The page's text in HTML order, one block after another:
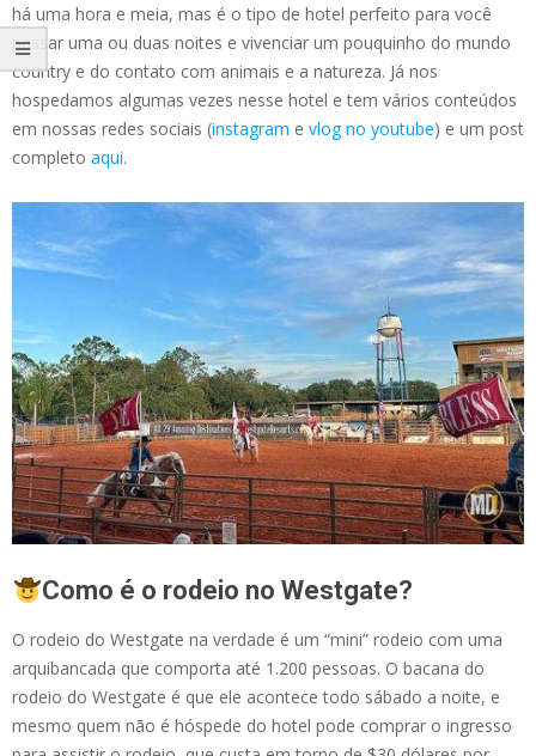
há uma hora e meia, mas é o tipo de hotel perfeito para você
passar uma ou duas noites e vivenciar um pouquinho do mundo
country e do contato com animais e a natureza. Já nos
hospedamos algumas vezes nesse hotel e tem vários conteúdos
em nossas redes sociais (instagram e vlog no youtube) e um post
completo aqui.
Como é o rodeio no Westgate?
O rodeio do Westgate na verdade é um “mini” rodeio com uma
arquibancada que comporta até 1.200 pessoas. O bacana do
rodeio do Westgate é que ele acontece todo sábado a noite, e
mesmo quem não é hóspede do hotel pode comprar o ingresso